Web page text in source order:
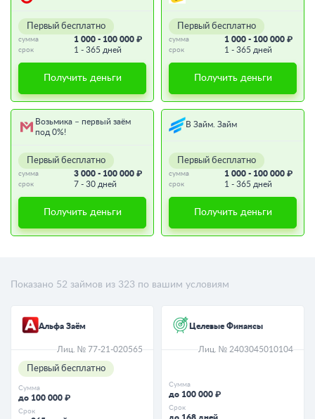
Первый бесплатно
сумма 1 000 - 100 000 ₽
срок 1 - 365 дней
Получить деньги
Первый бесплатно
сумма 1 000 - 100 000 ₽
срок 1 - 365 дней
Получить деньги
Возьмика – первый заём
под 0%!
Первый бесплатно
сумма 3 000 - 100 000 ₽
срок 7 - 30 дней
Получить деньги
В Займ. Займ
Первый бесплатно
сумма 1 000 - 100 000 ₽
срок 1 - 365 дней
Получить деньги
Показано 52 займов из 323 по вашим условиям
Альфа Заём
Лиц. № 77-21-020565
Первый бесплатно
Сумма
до 100 000 ₽
Срок
Целевые Финансы
Лиц. № 2403045010104
Сумма
до 100 000 ₽
Срок
до 168 дней